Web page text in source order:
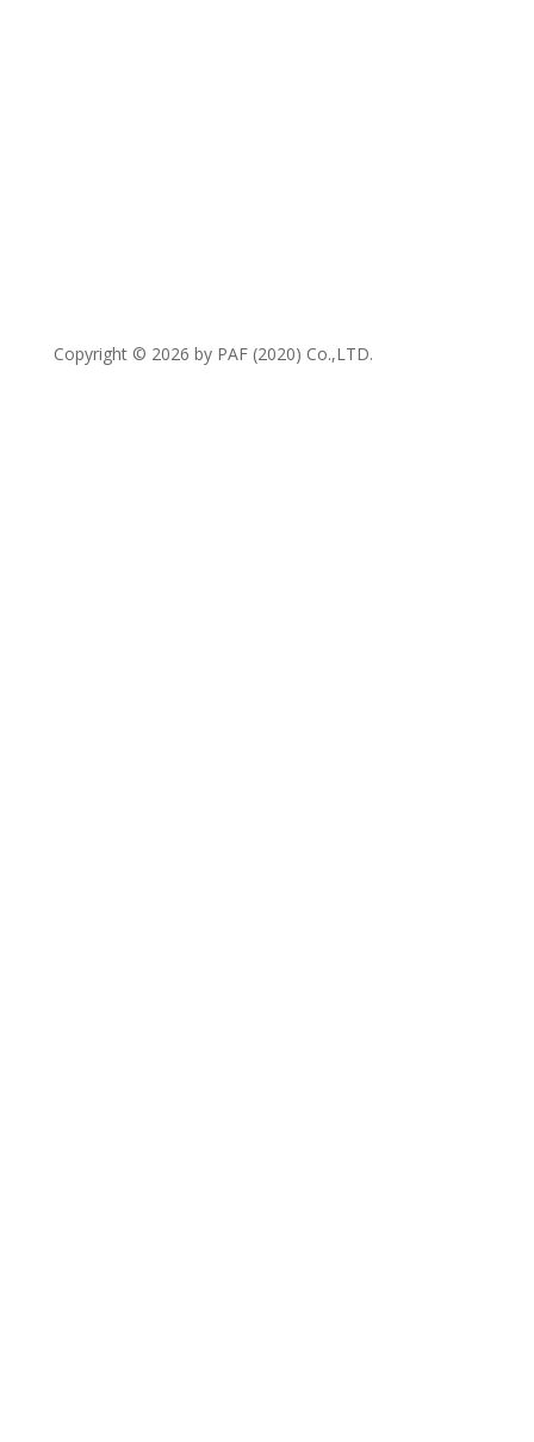
Copyright © 2026 by PAF (2020) Co.,LTD.